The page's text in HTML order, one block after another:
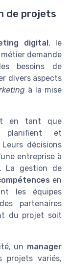
de projets
digital , le
demande
besoins de
divers aspects
à la mise
en tant que
et
décisions
entreprise à
La gestion de
en
les équipes
partenaires
du projet soit
un manager
projets variés,